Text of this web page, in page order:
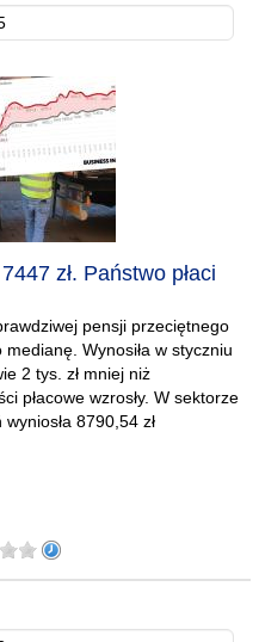
zł. Państwo płaci
pensji przeciętnego
Wynosiła w styczniu
2 tys. zł mniej niż
płacowe wzrosły. W sektorze
8790,54 zł